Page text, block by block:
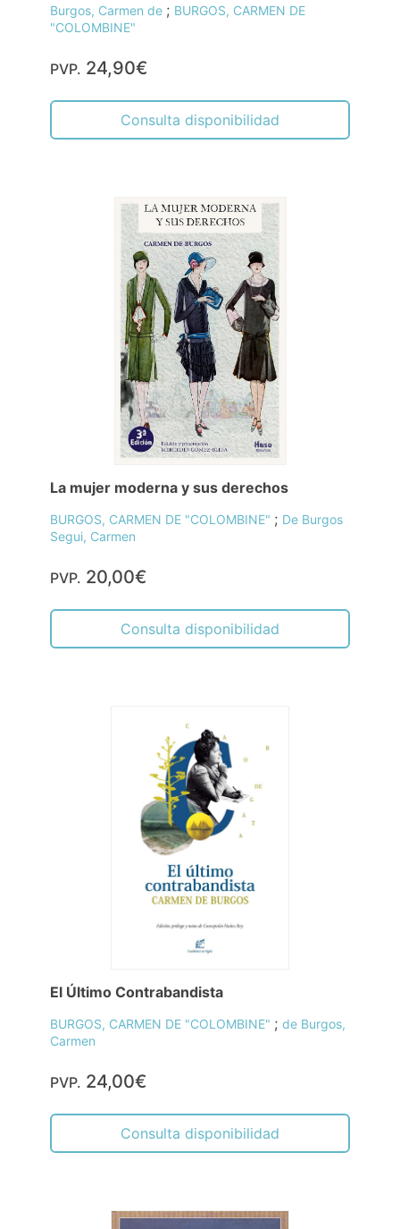
Burgos, Carmen de ; BURGOS, CARMEN DE
"COLOMBINE"
PVP. 24,90€
Consulta disponibilidad
La mujer moderna y sus derechos
BURGOS, CARMEN DE "COLOMBINE" ; De Burgos
Segui, Carmen
PVP. 20,00€
Consulta disponibilidad
El Último Contrabandista
BURGOS, CARMEN DE "COLOMBINE" ; de Burgos,
Carmen
PVP. 24,00€
Consulta disponibilidad